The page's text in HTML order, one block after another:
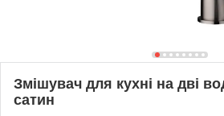
Змішувач для кухні на дві
сатин